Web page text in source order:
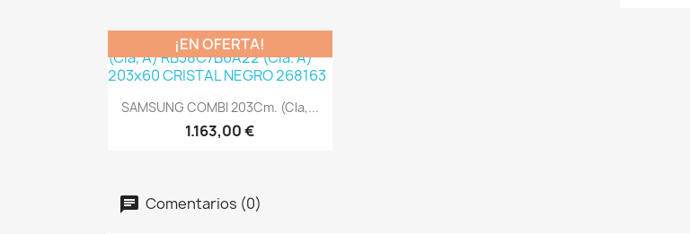
Vista rápida
SAMSUNG COMBI 203Cm. (Cla,...
1.163,00 €
¡EN OFERTA!
Comentarios (0)